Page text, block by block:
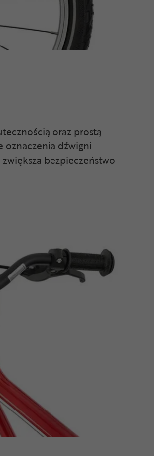
oraz prostą
oznaczenia dźwigni
bezpieczeństwo